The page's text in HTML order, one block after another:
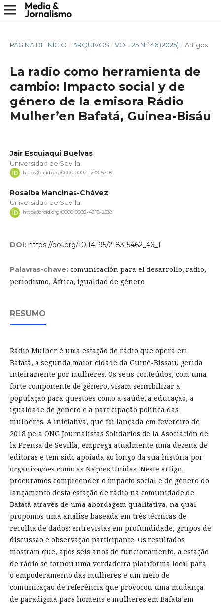
PÁGINA DE INÍCIO / ARQUIVOS / VOL. 25 N.º 46 (2025) / Artigos
La radio como herramienta de
cambio: Impacto social y de
género de la emisora Rádio
Mulher’en Bafatá, Guinea-Bisáu
Jair Esquiaqui Buelvas
Universidad de Sevilla
https://orcid.org/0000-0002-1239-5703
Rosalba Mancinas-Chávez
Universidad de Sevilla
https://orcid.org/0000-0002-4218-2338
DOI: https://doi.org/10.14195/2183-5462_46_1
Palavras-chave: comunicación para el desarrollo, radio,
periodismo, Ãfrica, igualdad de género
RESUMO
Rádio Mulher é uma estação de rádio que opera em
Bafatá, a segunda maior cidade da Guiné-Bissau, gerida
inteiramente por mulheres. Os seus conteúdos, com uma
forte componente de género, visam sensibilizar a
população para questões como a saúde, a educação, a
igualdade de género e a participação política das
mulheres. A iniciativa, que foi lançada em fevereiro de
2018 pela ONG Journalistas Solidarios de la Asociación de
la Prensa de Sevilla, emprega atualmente uma dezena de
editoras e tem sido apoiada ao longo da sua história por
organizações como as Nações Unidas. Neste artigo,
procuramos compreender o impacto social e de género do
lançamento desta estação de rádio na comunidade de
Bafatá através de uma abordagem qualitativa, na qual
propomos uma análise baseada em três técnicas de
recolha de dados: entrevistas em profundidade, grupos de
discussão e observação participante. Os resultados
mostram que, após seis anos de funcionamento, a estação
de rádio se tornou uma verdadeira plataforma local para
o empoderamento das mulheres e um meio de
comunicação de referência que provocou uma mudança
de paradigma para homens e mulheres em Bafatá em